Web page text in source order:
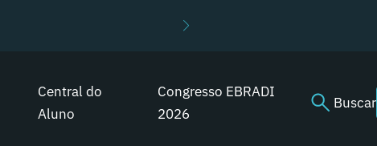
Central do
Aluno
Congresso EBRADI
2026
Buscar